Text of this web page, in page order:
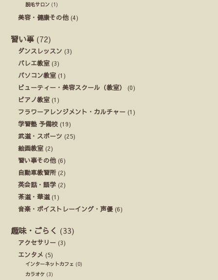
脱毛サロン (1)
美容・健康その他 (4)
習い事 (72)
ダンスレッスン (3)
バレエ教室 (3)
パソコン教室 (1)
ビューティー・美容スクール（教室）
(0)
ピアノ教室 (1)
フラワーアレンジメント・カルチャー (1)
学習塾 予備校 (19)
武道・スポーツ (25)
絵画教室 (2)
習い事その他 (6)
自動車教習所(2)
英会話・語学 (2)
茶道・華道(1)
音楽・ボイストレーイング・声優 (6)
趣味・ごらく (33)
アクセサリー (3)
エンタメ (5)
インターネットカフェ (0)
カラオケ (3)